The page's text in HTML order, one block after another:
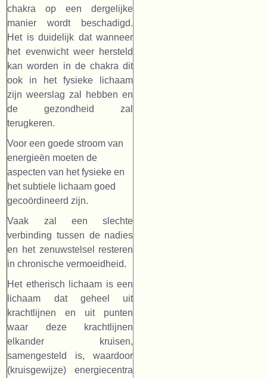
chakra op een dergelijke
manier wordt beschadigd.
Het is duidelijk dat wanneer
het evenwicht weer hersteld
kan worden in de chakra dit
ook in het fysieke lichaam
zijn weerslag zal hebben en
de gezondheid zal
terugkeren.
Voor een goede stroom van
energieën moeten de
aspecten van het fysieke en
het subtiele lichaam goed
gecoördineerd zijn.
Vaak zal een slechte
verbinding tussen de nadies
en het zenuwstelsel resteren
in chronische vermoeidheid.
Het etherisch lichaam is een
lichaam dat geheel uit
krachtlijnen en uit punten
waar deze krachtlijnen
elkander kruisen,
samengesteld is, waardoor
(kruisgewijze) energiecentra